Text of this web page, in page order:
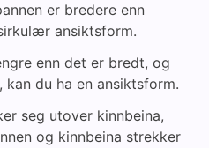
er bredere enn
ansiktsform.
enn det er bredt, og
du ha en ansiktsform.
seg utover kinnbeina,
og kinnbeina strekker